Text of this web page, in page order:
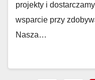
projekty i
wsparcie przy
Nasza…